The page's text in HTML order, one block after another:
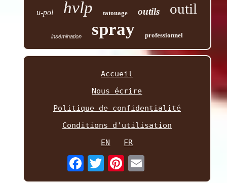
u-pol hvlp tatouage outils outil
insémination spray professionnel
Accueil
Nous écrire
Politique de confidentialité
Conditions d'utilisation
EN
FR